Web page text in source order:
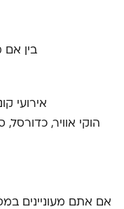
בין אם
אירועי
הוקי אוויר,
אם אתם מעוניינים